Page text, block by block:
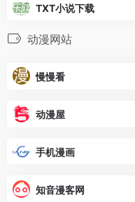
TXT小说下载
动漫网站
慢慢看
动漫屋
手机漫画
知音漫客网